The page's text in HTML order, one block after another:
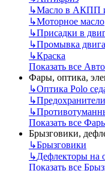
↳Масло в
↳Моторное масло
↳Присадки в
↳Промывка
↳Краска
Показать все
Фары, оптика,
↳Оптика Polo
↳
↳
Показать все
Брызговики,
↳Брызговики
↳Дефлекторы на
Показать все